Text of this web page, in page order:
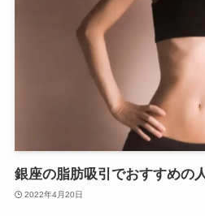
銀座の脂肪吸引でおすすめの
2022年4月20日